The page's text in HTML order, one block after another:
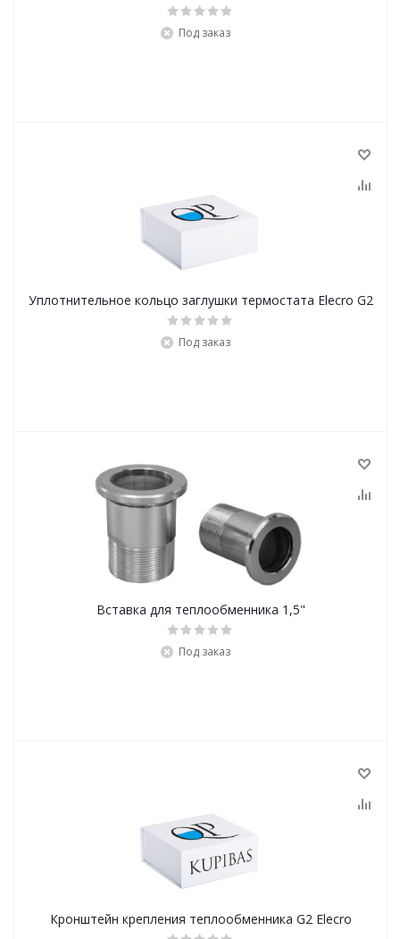
Под заказ
Уплотнительное кольцо заглушки термостата Elecro G2
Под заказ
Вставка для теплообменника 1,5"
Под заказ
Кронштейн крепления теплообменника G2 Elecro